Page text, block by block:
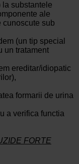
substantele
ale
sub
(un tip special
un tratament
ereditar/idiopatic
formarii de urina
a verifica functia
FORTE